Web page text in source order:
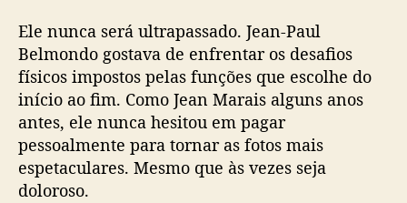
Ele nunca será ultrapassado. Jean-Paul
Belmondo gostava de enfrentar os desafios
físicos impostos pelas funções que escolhe do
início ao fim. Como Jean Marais alguns anos
antes, ele nunca hesitou em pagar
pessoalmente para tornar as fotos mais
espetaculares. Mesmo que às vezes seja
doloroso.